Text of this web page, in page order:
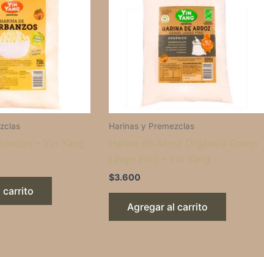
carrito
Harinas y Premezclas
$3.600
Agregar al carrito